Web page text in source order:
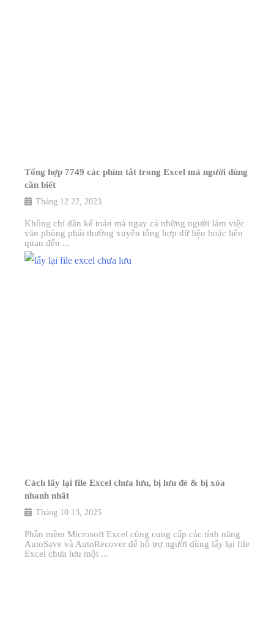
Tổng hợp 7749 các phím tắt trong Excel mà người dùng
cần biết
Tháng 12 22, 2023
Không chỉ dân kế toán mà ngay cả những người làm việc
văn phòng phải thường xuyên tổng hợp dữ liệu hoặc liên
quan đến ...
Cách lấy lại file Excel chưa lưu, bị lưu đè & bị xóa
nhanh nhất
Tháng 10 13, 2025
Phần mềm Microsoft Excel cũng cung cấp các tính năng
AutoSave và AutoRecover để hỗ trợ người dùng lấy lại file
Excel chưa lưu một ...